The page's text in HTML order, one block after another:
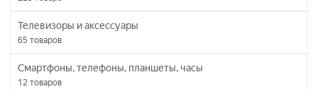
Телевизоры и аксессуары
65 товаров
Смартфоны, телефоны, планшеты, часы
12 товаров